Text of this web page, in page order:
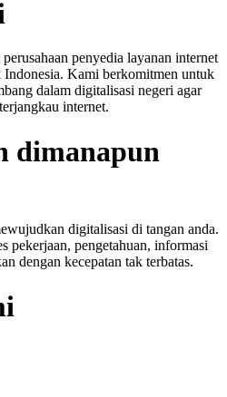
penyedia layanan internet
Indonesia. Kami berkomitmen untuk
dalam digitalisasi negeri agar
internet.
dimanapun
digitalisasi di tangan anda.
pekerjaan, pengetahuan, informasi
dengan kecepatan tak terbatas.